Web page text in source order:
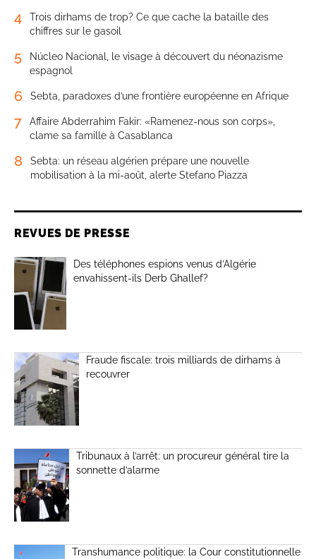
4
Trois dirhams de trop? Ce que cache la bataille des
chiffres sur le gasoil
5
Núcleo Nacional, le visage à découvert du néonazisme
espagnol
6 Sebta, paradoxes d’une frontière européenne en Afrique
7
Affaire Abderrahim Fakir: «Ramenez-nous son corps»,
clame sa famille à Casablanca
8
Sebta: un réseau algérien prépare une nouvelle
mobilisation à la mi-août, alerte Stefano Piazza
REVUES DE PRESSE
Des téléphones espions venus d’Algérie
envahissent-ils Derb Ghallef?
Fraude fiscale: trois milliards de dirhams à
recouvrer
Tribunaux à l’arrêt: un procureur général tire la
sonnette d’alarme
Transhumance politique: la Cour constitutionnelle